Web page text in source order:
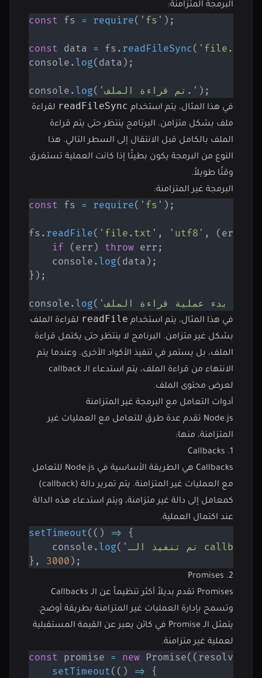
البرمجة المتزامنة:
const fs = require( 'fs' ) ;
const data = fs . readFileSync( 'file.txt'
console . log( data ) ;
console . log( 'تم قراءة الملف.' ) ;
في هذا المثال، يتم استخدام readFileSync لقراءة
ملف بشكل متزامن. البرنامج ينتظر حتى يتم قراءة
الملف بالكامل قبل الانتقال إلى السطر التالي. هذا
النوع من البرمجة يكون بطيئًا إذا كانت العملية تستغرق
وقتًا طويلاً.
البرمجة غير المتزامنة:
const fs = require( 'fs' ) ;
fs . readFile( 'file.txt' , 'utf8' , ( err
if
( err ) throw err ;
    console
. log( data ) ;
} ) ;
console . log(
في هذا المثال، يتم استخدام readFile لقراءة الملف
بشكل غير متزامن. البرنامج لا ينتظر حتى يكتمل قراءة
الملف، بل يستمر في تنفيذ الأكواد الأخرى. وعندما يتم
الانتهاء من قراءة الملف، يتم استدعاء الـ callback
لعرض محتوى الملف.
أدوات التعامل مع البرمجة غير المتزامنة
Node.js تقدم عدة طرق للتعامل مع العمليات غير
المتزامنة، منها:
1. Callbacks
Callbacks هي الطريقة الأساسية في Node.js للتعامل
مع العمليات غير المتزامنة. يتم تمرير دالة (callback)
كمعامل إلى دالة غير متزامنة، ويتم استدعاء هذه الدالة
عند اكتمال العملية.
setTimeout( ( ) =>
{
    console
. log(
} , 3000 ) ;
2. Promises
Promises تقدم بديلاً أكثر تنظيماً عن الـ Callbacks
وتسمح بإدارة العمليات غير المتزامنة بطريقة أوضح.
يتمثل الـ Promise في كائن يعبر عن القيمة المستقبلية
لعملية غير متزامنة.
const promise = new Promise( ( resolve
setTimeout( ( ) => {